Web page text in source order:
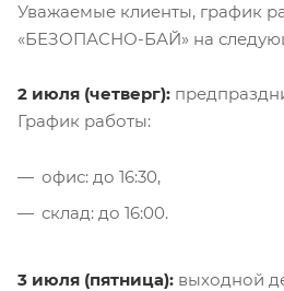
Уважаемые клиенты, график
«БЕЗОПАСНО-БАЙ» на
2 июля (четверг):
График работы:
офис: до 16:30,
склад: до 16:00.
3 июля (пятница): выходной